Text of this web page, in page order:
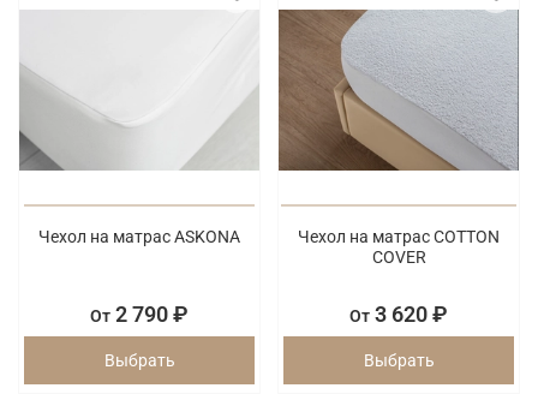
Чехол на матрас ASKONA
От 2 790 ₽
Выбрать
Чехол на матрас COTTON
COVER
От 3 620 ₽
Выбрать